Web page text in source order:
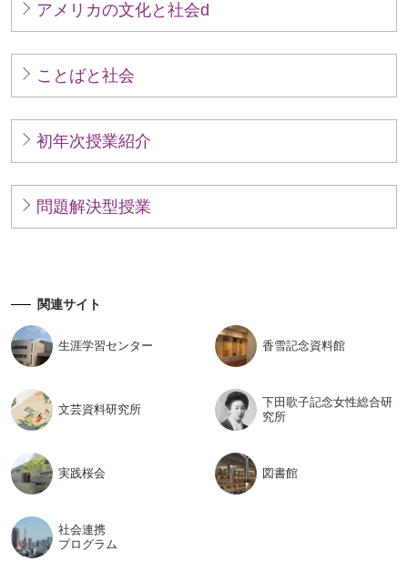
アメリカの文化と社会d
ことばと社会
初年次授業紹介
問題解決型授業
関連サイト
生涯学習センター 香雪記念資料館
文芸資料研究所
下田歌子記念女性総合研
究所
実践桜会 図書館
社会連携
プログラム